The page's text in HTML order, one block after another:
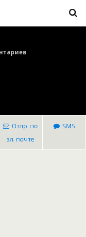
Отпр. по
эл. почте
SMS